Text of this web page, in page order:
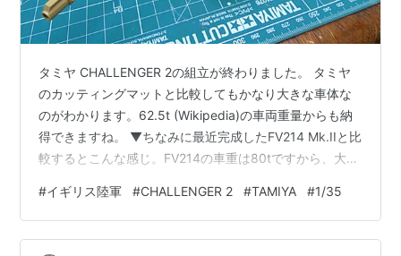
タミヤ CHALLENGER 2の組立が終わりました。 タミヤ
のカッティングマットと比較してもかなり大きな車体な
のがわかります。62.5t (Wikipedia)の車両重量からも納
得できますね。 ▼ちなみに最近完成したFV214 Mk.IIと比
較するとこんな感じ。FV214の車重は80tですから、大き
FV214 Mk.IIがまさにモンスター級だったのがこれでよく
わかりました。 ▼砲塔前部に装備されているCIP
(Combat Identification Panel：敵味方識別用パネル)は付
#イギリス陸軍 #CHALLENGER 2 #TAMIYA #1/35